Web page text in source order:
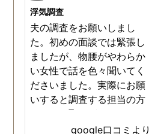
浮気調査
夫の調査をお願いしまし
た。初めの面談では緊張し
ましたが、物腰がやわらか
い女性で話を色々聞いてく
ださいました。実際にお願
いすると調査する担当の方
とのやり取りがメインで、
色々不安や心配な事の共有
google口コミより